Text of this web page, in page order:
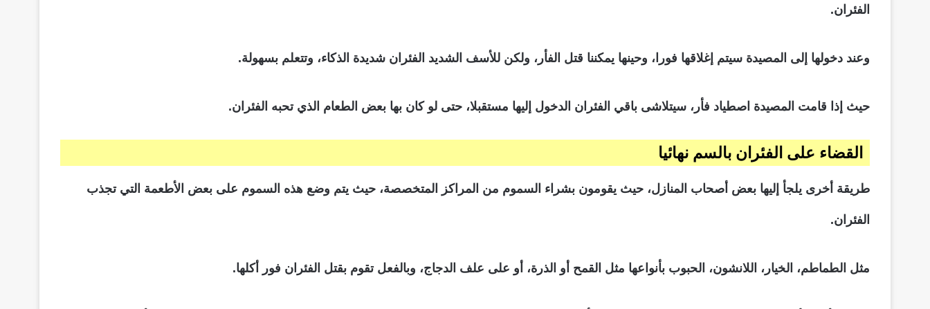
الفئران.
وعند دخولها إلى المصيدة سيتم إغلاقها فورا، وحينها يمكننا قتل الفأر، ولكن للأسف الشديد الفئران شديدة الذكاء، وتتعلم بسهولة.
حيث إذا قامت المصيدة اصطياد فأر، سيتلاشى باقي الفئران الدخول إليها مستقبلا، حتى لو كان بها بعض الطعام الذي تحبه الفئران.
القضاء على الفئران بالسم نهائيا
طريقة أخرى يلجأ إليها بعض أصحاب المنازل، حيث يقومون بشراء السموم من المراكز المتخصصة، حيث يتم وضع هذه السموم على بعض الأطعمة التي تجذب
الفئران.
مثل الطماطم، الخيار، اللانشون، الحبوب بأنواعها مثل القمح أو الذرة، أو على علف الدجاج، وبالفعل تقوم بقتل الفئران فور أكلها.